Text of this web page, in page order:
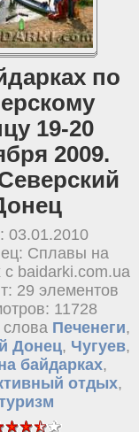
по
19-20
2009.
03.01.2010
Сплавы на
с baidarki.com.ua
29 элементов
11728
Печенеги,
Донец, Чугуев,
байдарках,
отдых,